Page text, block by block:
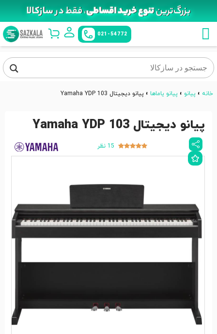
021-54772
خانه » پیانو » پیانو یاماها » پیانو دیجیتال Yamaha YDP 103
پیانو دیجیتال Yamaha YDP 103
15 نظر